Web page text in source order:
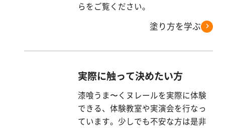
らをご覧ください。
塗り方を学ぶ
実際に触って決めたい方
漆喰うま〜くヌレールを実際に体験
できる、体験教室や実演会を行なっ
ています。少しでも不安な方は是非